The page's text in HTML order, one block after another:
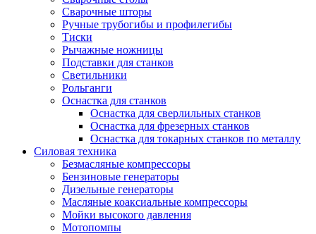
Сварочные шторы
Ручные трубогибы и профилегибы
Тиски
Рычажные ножницы
Подставки для станков
Светильники
Рольганги
Оснастка для станков
Оснастка для сверлильных станков
Оснастка для фрезерных станков
Оснастка для токарных станков по металлу
Силовая техника
Безмасляные компрессоры
Бензиновые генераторы
Дизельные генераторы
Масляные коаксиальные компрессоры
Мойки высокого давления
Мотопомпы